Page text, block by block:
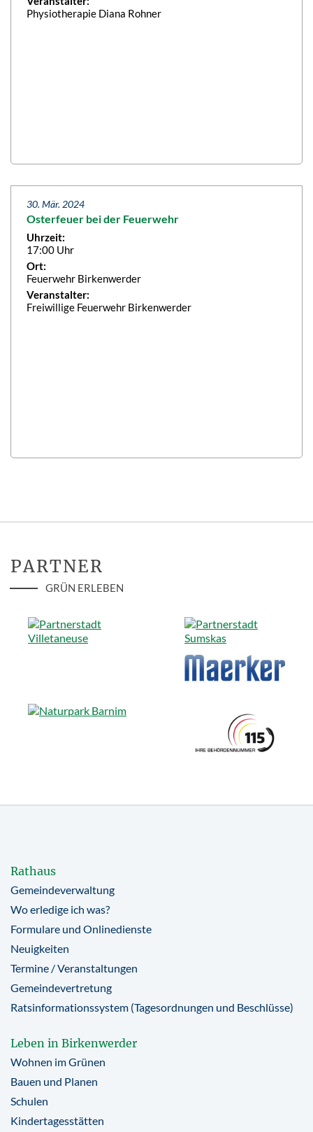
Physiotherapie Diana Rohner
30. Mär. 2024
Osterfeuer bei der Feuerwehr
Uhrzeit:
17:00 Uhr
Ort:
Feuerwehr Birkenwerder
Veranstalter:
Freiwillige Feuerwehr Birkenwerder
PARTNER
GRÜN ERLEBEN
Rathaus
Gemeindeverwaltung
Wo erledige ich was?
Formulare und Onlinedienste
Neuigkeiten
Termine / Veranstaltungen
Gemeindevertretung
Ratsinformationssystem (Tagesordnungen und Beschlüsse)
Leben in Birkenwerder
Wohnen im Grünen
Bauen und Planen
Schulen
Kindertagesstätten